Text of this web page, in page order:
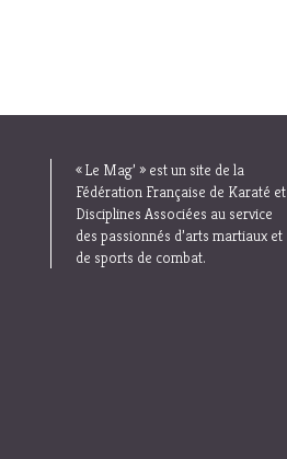
« Le Mag’ » est un site de la
Fédération Française de Karaté et
Disciplines Associées au service
des passionnés d’arts martiaux et
de sports de combat.